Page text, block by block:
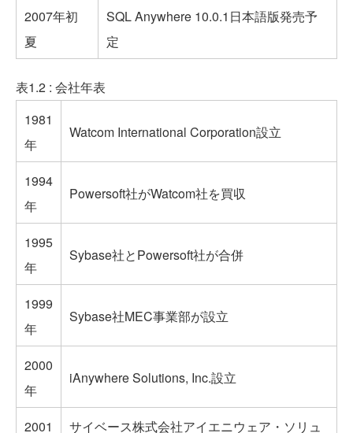
2007年初
夏
SQL Anywhere 10.0.1日本語版発売予
定
表1.2 : 会社年表
1981
年
Watcom International Corporation設立
1994
年
Powersoft社がWatcom社を買収
1995
年
Sybase社とPowersoft社が合併
1999
年
Sybase社MEC事業部が設立
2000
年
iAnywhere Solutions, Inc.設立
2001
サイベース株式会社アイエニウェア・ソリュ